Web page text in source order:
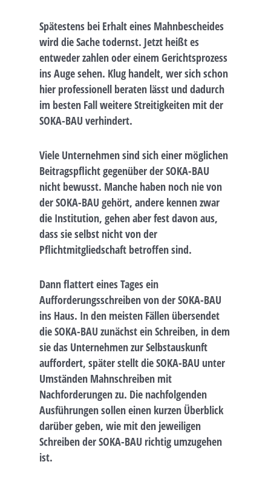
Spätestens bei Erhalt eines Mahnbescheides
wird die Sache todernst. Jetzt heißt es
entweder zahlen oder einem Gerichtsprozess
ins Auge sehen. Klug handelt, wer sich schon
hier professionell beraten lässt und dadurch
im besten Fall weitere Streitigkeiten mit der
SOKA-BAU verhindert.
Viele Unternehmen sind sich einer möglichen
Beitragspflicht gegenüber der SOKA-BAU
nicht bewusst. Manche haben noch nie von
der SOKA-BAU gehört, andere kennen zwar
die Institution, gehen aber fest davon aus,
dass sie selbst nicht von der
Pflichtmitgliedschaft betroffen sind.
Dann flattert eines Tages ein
Aufforderungsschreiben von der SOKA-BAU
ins Haus. In den meisten Fällen übersendet
die SOKA-BAU zunächst ein Schreiben, in dem
sie das Unternehmen zur Selbstauskunft
auffordert, später stellt die SOKA-BAU unter
Umständen Mahnschreiben mit
Nachforderungen zu. Die nachfolgenden
Ausführungen sollen einen kurzen Überblick
darüber geben, wie mit den jeweiligen
Schreiben der SOKA-BAU richtig umzugehen
ist.